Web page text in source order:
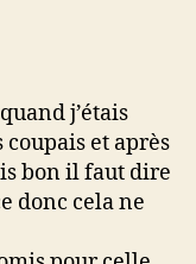
j’étais
et après
bon il faut dire
donc cela ne